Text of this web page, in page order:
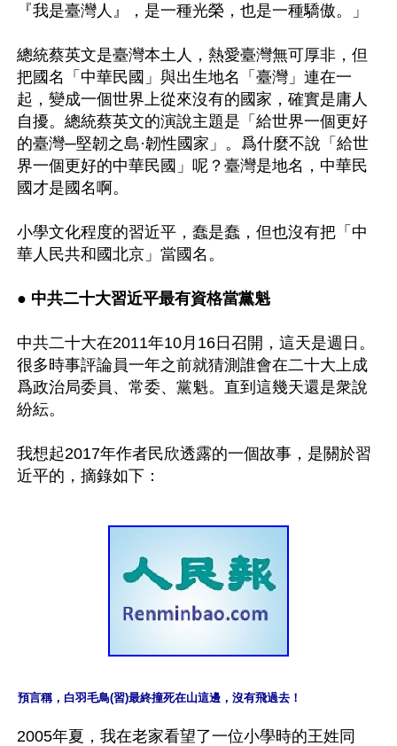
『我是臺灣人』，是一種光榮，也是一種驕傲。」
總統蔡英文是臺灣本土人，熱愛臺灣無可厚非，但
把國名「中華民國」與出生地名「臺灣」連在一
起，變成一個世界上從來沒有的國家，確實是庸人
自擾。總統蔡英文的演說主題是「給世界一個更好
的臺灣─堅韌之島·韌性國家」。爲什麼不說「給世
界一個更好的中華民國」呢？臺灣是地名，中華民
國才是國名啊。
小學文化程度的習近平，蠢是蠢，但也沒有把「中
華人民共和國北京」當國名。
● 中共二十大習近平最有資格當黨魁
中共二十大在2011年10月16日召開，這天是週日。
很多時事評論員一年之前就猜測誰會在二十大上成
爲政治局委員、常委、黨魁。直到這幾天還是衆說
紛紜。
我想起2017年作者民欣透露的一個故事，是關於習
預言稱，白羽毛鳥(習)最終撞死在山這邊，沒有飛過去！
2005年夏，我在老家看望了一位小學時的王姓同